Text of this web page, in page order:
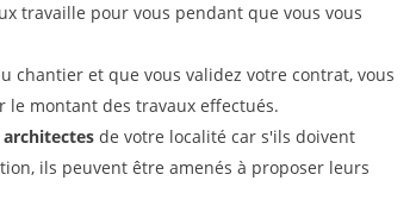
travaille pour vous pendant que vous vous
chantier et que vous validez votre contrat, vous
le montant des travaux effectués.
architectes de votre localité car s'ils doivent
ils peuvent être amenés à proposer leurs